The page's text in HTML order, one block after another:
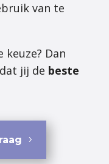
van te
Dan
jij de beste